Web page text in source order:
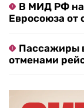
В МИД РФ
Евросоюза от
Пассажиры
отменами